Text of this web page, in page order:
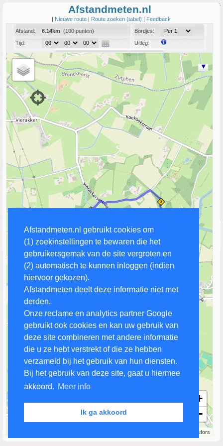
Afstandmeten.nl gebruikt cookies om
(1) zoekinstellingen te bewaren die het
gebruikersgemak van de site vergroten en
(2) automatisch te kunnen inloggen (indien
hiervoor gekozen).
Afstandmeten deelt deze informatie niet met
derden.
Onze reclame en analytics partner Google
gebruikt ook cookies en kan uw gebruik van
deze site combineren met andere informatie
die u ze hebt verstrekt of die ze hebben
verzameld bij het gebruik van hun diensten.
Bij het gebruik van deze site, gaat u hiermee
akkoord. Meer info
Ik ga akkoord
Afstandmeten.nl
| Nieuwe route | Route zoeken (tabel) | Feedback
Afstand:
6.14km (100 punten)
Tijd:
Bordjes:
Uitleg:
Coord:
Info:Link naar deze route
+
−
contributors